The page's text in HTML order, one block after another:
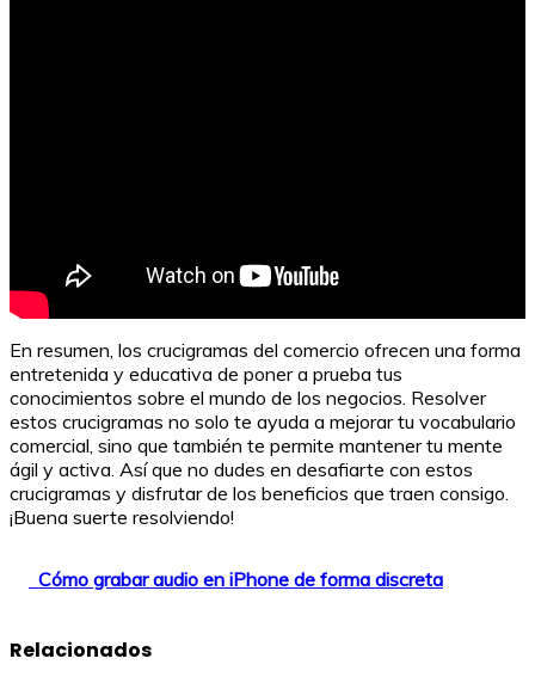
En resumen, los crucigramas del comercio ofrecen una forma
entretenida y educativa de poner a prueba tus
conocimientos sobre el mundo de los negocios. Resolver
estos crucigramas no solo te ayuda a mejorar tu vocabulario
comercial, sino que también te permite mantener tu mente
ágil y activa. Así que no dudes en desafiarte con estos
crucigramas y disfrutar de los beneficios que traen consigo.
¡Buena suerte resolviendo!
Cómo grabar audio en iPhone de forma discreta
Relacionados